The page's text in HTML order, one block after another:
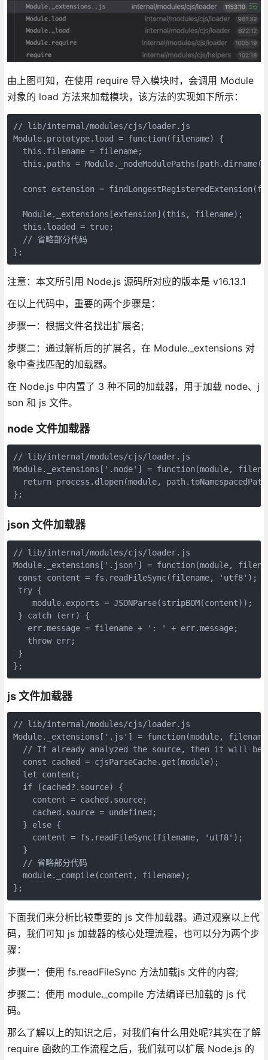
由上图可知，在使用 require 导入模块时，会调用 Module
对象的 load 方法来加载模块，该方法的实现如下所示：
// lib/internal/modules/cjs/loader.js
Module.prototype.load = function(filename) {
  this.filename = filename;
this.paths =
const extension =
  Module._extensions[extension](this, filename);
  this.loaded = true;
  // 省略部分代码
};
注意：本文所引用 Node.js 源码所对应的版本是 v16.13.1
在以上代码中，重要的两个步骤是：
步骤一：根据文件名找出扩展名;
步骤二：通过解析后的扩展名，在 Module._extensions 对
象中查找匹配的加载器。
在 Node.js 中内置了 3 种不同的加载器，用于加载 node、j
son 和 js 文件。
node 文件加载器
// lib/internal/modules/cjs/loader.js
Module._extensions['.node'] = function(module,
return process.dlopen(module,
};
json 文件加载器
// lib/internal/modules/cjs/loader.js
Module._extensions['.json'] = function(module,
const content = fs.readFileSync(filename, 'utf8');
try {
    module.exports = JSONParse(stripBOM(content));
} catch (err) {
   err.message = filename + ': ' + err.message;
   throw err;
}
};
js 文件加载器
// lib/internal/modules/cjs/loader.js
Module._extensions['.js'] = function(module,
// If already analyzed the source, then it will be
  const cached = cjsParseCache.get(module);
  let content;
  if (cached?.source) {
    content = cached.source;
    cached.source = undefined;
  } else {
    content = fs.readFileSync(filename, 'utf8');
  }
  // 省略部分代码
  module._compile(content, filename);
};
下面我们来分析比较重要的 js 文件加载器。通过观察以上代
码，我们可知 js 加载器的核心处理流程，也可以分为两个步
骤：
步骤一：使用 fs.readFileSync 方法加载js 文件的内容;
步骤二：使用 module._compile 方法编译已加载的 js 代
码。
那么了解以上的知识之后，对我们有什么用处呢?其实在了解
require 函数的工作流程之后，我们就可以扩展 Node.js 的